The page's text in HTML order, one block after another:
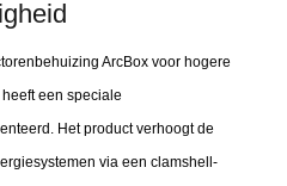
ArcBox voor hogere
een speciale
Het product verhoogt de
via een clamshell-